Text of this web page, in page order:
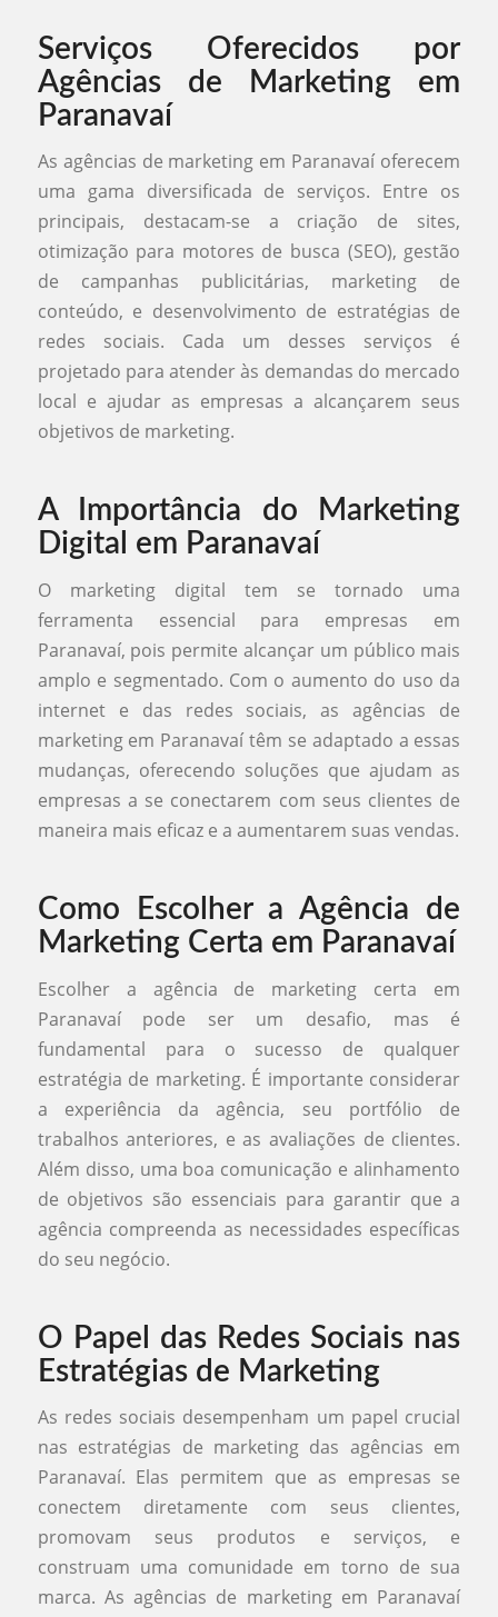
Serviços Oferecidos por
Agências de Marketing em
Paranavaí
As agências de marketing em Paranavaí oferecem
uma gama diversificada de serviços. Entre os
principais, destacam-se a criação de sites,
otimização para motores de busca (SEO), gestão
de campanhas publicitárias, marketing de
conteúdo, e desenvolvimento de estratégias de
redes sociais. Cada um desses serviços é
projetado para atender às demandas do mercado
local e ajudar as empresas a alcançarem seus
objetivos de marketing.
A Importância do Marketing
Digital em Paranavaí
O marketing digital tem se tornado uma
ferramenta essencial para empresas em
Paranavaí, pois permite alcançar um público mais
amplo e segmentado. Com o aumento do uso da
internet e das redes sociais, as agências de
marketing em Paranavaí têm se adaptado a essas
mudanças, oferecendo soluções que ajudam as
empresas a se conectarem com seus clientes de
maneira mais eficaz e a aumentarem suas vendas.
Como Escolher a Agência de
Marketing Certa em Paranavaí
Escolher a agência de marketing certa em
Paranavaí pode ser um desafio, mas é
fundamental para o sucesso de qualquer
estratégia de marketing. É importante considerar
a experiência da agência, seu portfólio de
trabalhos anteriores, e as avaliações de clientes.
Além disso, uma boa comunicação e alinhamento
de objetivos são essenciais para garantir que a
agência compreenda as necessidades específicas
do seu negócio.
O Papel das Redes Sociais nas
Estratégias de Marketing
As redes sociais desempenham um papel crucial
nas estratégias de marketing das agências em
Paranavaí. Elas permitem que as empresas se
conectem diretamente com seus clientes,
promovam seus produtos e serviços, e
construam uma comunidade em torno de sua
marca. As agências de marketing em Paranavaí